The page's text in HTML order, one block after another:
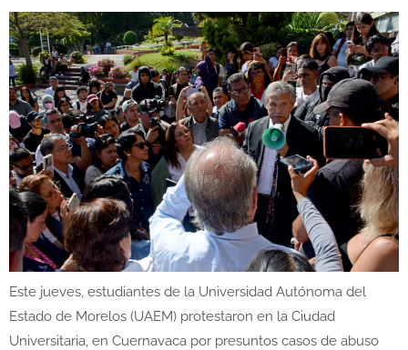
Este jueves, estudiantes de la Universidad Autónoma del
Estado de Morelos (UAEM) protestaron en la Ciudad
Universitaria, en Cuernavaca por presuntos casos de abuso